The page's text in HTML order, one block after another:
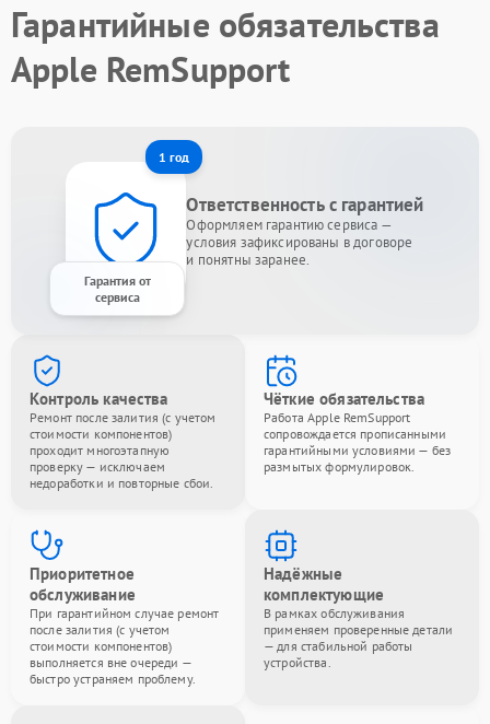
Гарантийные обязательства
Apple RemSupport
1 год
Гарантия от
сервиса
Ответственность с гарантией
Оформляем гарантию сервиса —
условия зафиксированы в договоре
и понятны заранее.
Контроль качества
Ремонт после залития (с учетом
стоимости компонентов)
проходит многоэтапную
проверку — исключаем
недоработки и повторные сбои.
Чёткие обязательства
Работа Apple RemSupport
сопровождается прописанными
гарантийными условиями — без
размытых формулировок.
Приоритетное
обслуживание
При гарантийном случае ремонт
после залития (с учетом
стоимости компонентов)
выполняется вне очереди —
быстро устраняем проблему.
Надёжные
комплектующие
В рамках обслуживания
применяем проверенные детали
— для стабильной работы
устройства.